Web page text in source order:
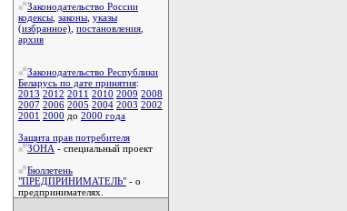
Законодательство России
кодексы законы указы
(избранное) постановления
архив
Законодательство Республики
Беларусь по дате принятия:
2013 2012 2011 2010 2009 2008
2007 2006 2005 2004 2003 2002
2001 2000 до 2000 года
Защита прав потребителя
ЗОНА - специальный проект
Бюллетень
"ПРЕДПРИНИМАТЕЛЬ" - о
предпринимателях.